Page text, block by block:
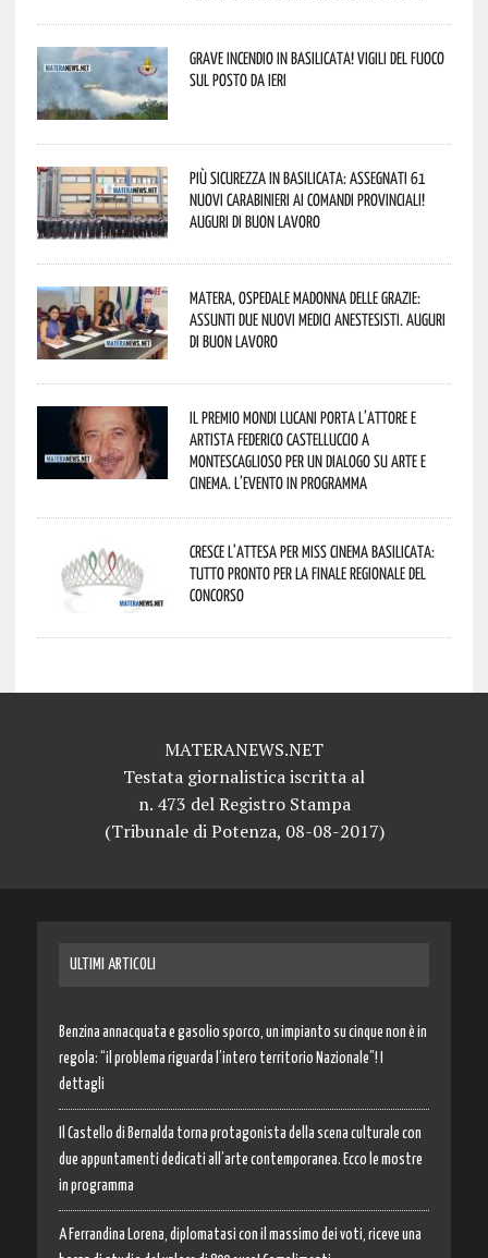
Grave incendio in Basilicata! Vigili del fuoco
sul posto da ieri
Più sicurezza in Basilicata: assegnati 61
nuovi Carabinieri ai Comandi provinciali!
Auguri di buon lavoro
Matera, Ospedale Madonna delle Grazie:
assunti due nuovi medici anestesisti. Auguri
di buon lavoro
Il Premio Mondi Lucani porta l’attore e
artista Federico Castelluccio a
Montescaglioso per un dialogo su arte e
cinema. L’evento in programma
Cresce l’attesa per Miss Cinema Basilicata:
tutto pronto per la finale regionale del
concorso
MATERANEWS.NET
Testata giornalistica iscritta al
n. 473 del Registro Stampa
(Tribunale di Potenza, 08-08-2017)
ULTIMI ARTICOLI
Benzina annacquata e gasolio sporco, un impianto su cinque non è in
regola: “il problema riguarda l’intero territorio Nazionale”! I
dettagli
Il Castello di Bernalda torna protagonista della scena culturale con
due appuntamenti dedicati all’arte contemporanea. Ecco le mostre
in programma
A Ferrandina Lorena, diplomatasi con il massimo dei voti, riceve una